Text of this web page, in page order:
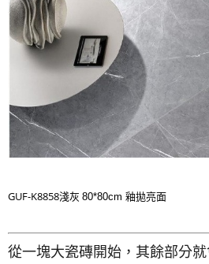
GUF-K8858淺灰 80*80cm 釉拋亮面
從一塊大瓷磚開始，其餘部分